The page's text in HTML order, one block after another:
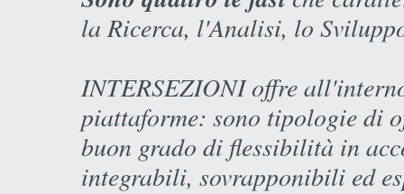
la Ricerca, l'Analisi, lo
INTERSEZIONI offre
piattaforme: sono tipologie di
buon grado di flessibilità in
integrabili, sovrapponibili ed